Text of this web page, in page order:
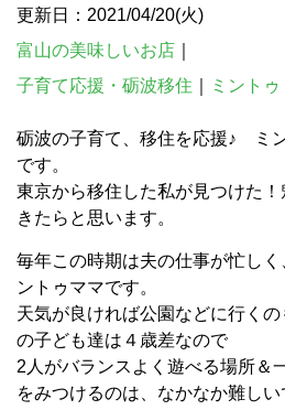
更新日：2021/04/20(火)
富山の美味しいお店
子育て応援・砺波移住
ミントゥ
砺波の子育て、移住を応援♪ ミ
です。
東京から移住した私が見つけた
きたらと思います。
毎年この時期は夫の仕事が忙しく
ントゥママです。
天気が良ければ公園などに行く
の子ども達は４歳差なので
2人がバランスよく遊べる場所＆
をみつけるのは、なかなか難しい